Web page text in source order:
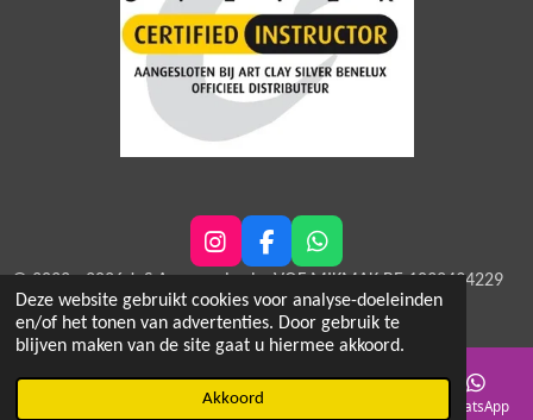
Deze website gebruikt cookies voor analyse-doeleinden
en/of het tonen van advertenties. Door gebruik te
blijven maken van de site gaat u hiermee akkoord.
Akkoord
I
n
s
t
a
r
a
F
a
c
e
b
o
W
h
a
t
s
p
© 2022 - 2026 JeS Accessories by VOF MIKMAK BE 1032494229
Powered byJouwWeb
Telefoonnummer WhatsApp